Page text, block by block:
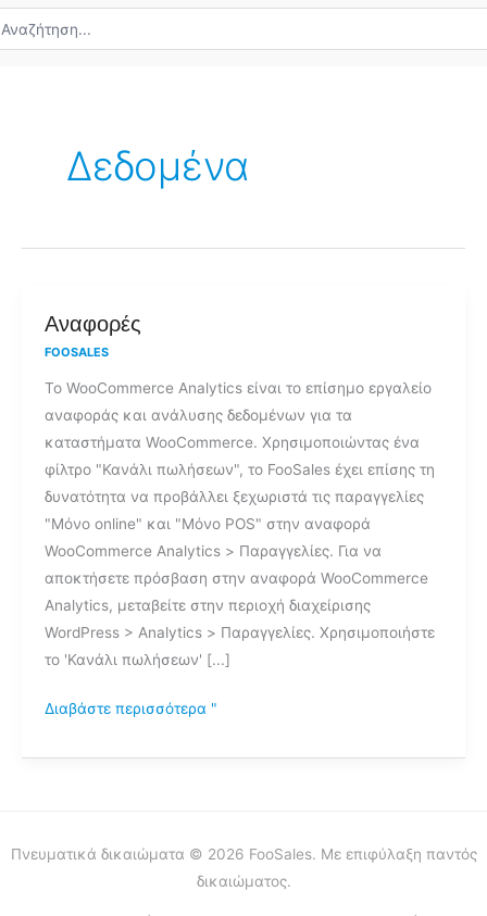
Δεδομένα
Αναφορές
FOOSALES
Το WooCommerce Analytics είναι το επίσημο εργαλείο
αναφοράς και ανάλυσης δεδομένων για τα
καταστήματα WooCommerce. Χρησιμοποιώντας ένα
φίλτρο "Κανάλι πωλήσεων", το FooSales έχει επίσης τη
δυνατότητα να προβάλλει ξεχωριστά τις παραγγελίες
"Μόνο online" και "Μόνο POS" στην αναφορά
WooCommerce Analytics > Παραγγελίες. Για να
αποκτήσετε πρόσβαση στην αναφορά WooCommerce
Analytics, μεταβείτε στην περιοχή διαχείρισης
WordPress > Analytics > Παραγγελίες. Χρησιμοποιήστε
το 'Κανάλι πωλήσεων' [...]
Αναφορές
Διαβάστε περισσότερα "
Πνευματικά δικαιώματα © 2026 FooSales. Με επιφύλαξη παντός
δικαιώματος.